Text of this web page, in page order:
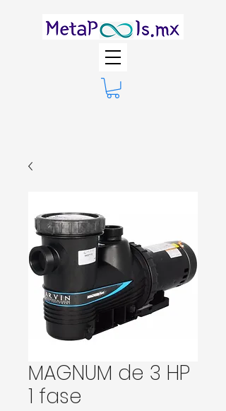
MAGNUM de 3 HP
1 fase